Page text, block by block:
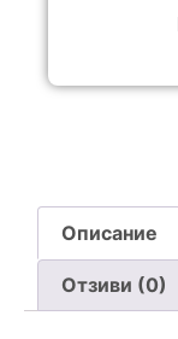
Описание
Отзиви (0)